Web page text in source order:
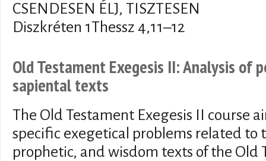
CSENDESEN ÉLJ, TISZTESEN
Diszkréten 1Thessz 4,11–12
Old Testament Exegesis II: Analysis of
sapiental texts
The Old Testament Exegesis II course
specific exegetical problems related to
prophetic, and wisdom texts of the Old